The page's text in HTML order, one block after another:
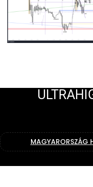
MAGYARORSZÁG